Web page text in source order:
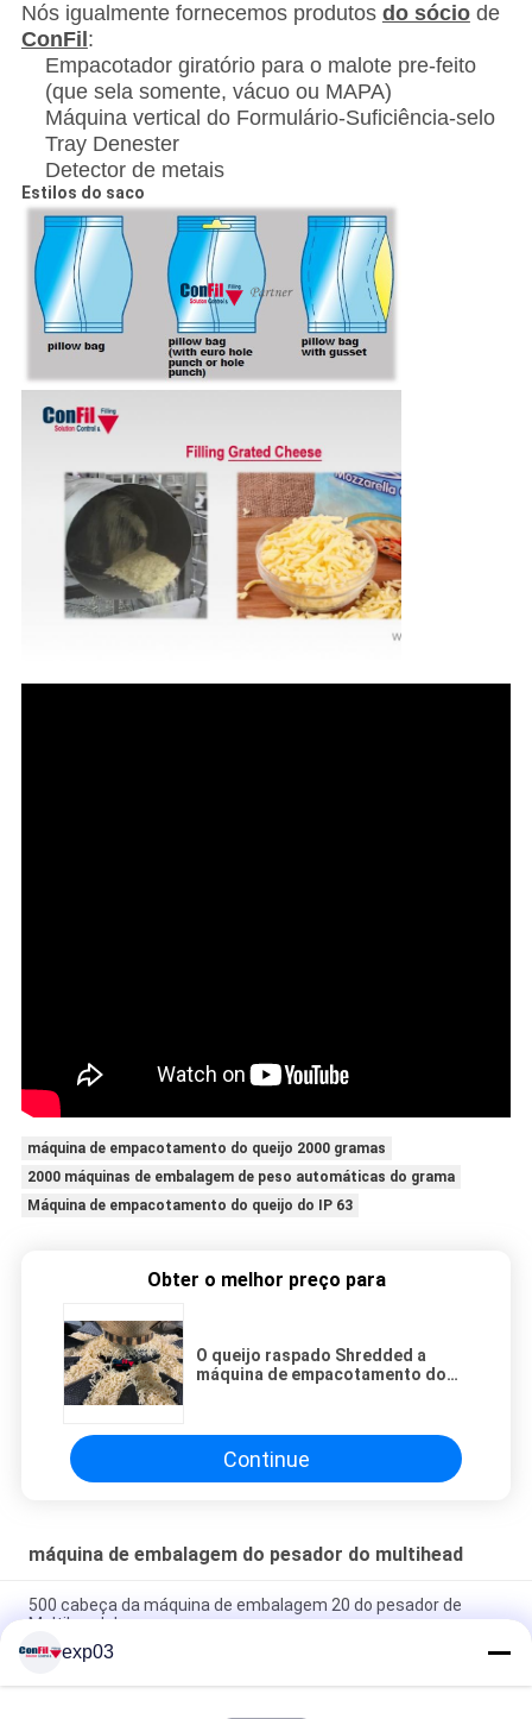
Nós igualmente fornecemos produtos do sóciode
ConFil :
Empacotador giratório para o malote pre-feito
(que sela somente, vácuo ou MAPA)
Máquina vertical do Formulário-Suficiência-selo
Tray Denester
Detector de metais
Estilos do saco
máquina de empacotamento do queijo 2000 gramas
2000 máquinas de embalagem de peso automáticas do grama
Máquina de empacotamento do queijo do IP 63
Obter o melhor preço para
O queijo raspado Shredded a
máquina de empacotamento do
Continue
máquina de embalagem do pesador do multihead
500 cabeça da máquina de embalagem 20 do pesador de
Multihead do grama
para a linha de embalagem da padaria VFFS das panquecas
exp03